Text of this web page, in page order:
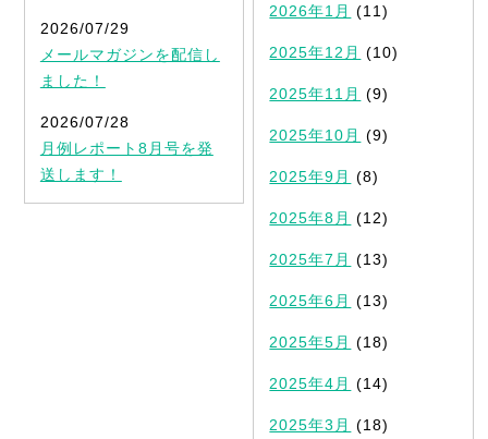
2026/07/29
メールマガジンを配信し
ました！
2026/07/28
月例レポート8月号を発
送します！
2026年1月 (11)
2025年12月 (10)
2025年11月 (9)
2025年10月 (9)
2025年9月 (8)
2025年8月 (12)
2025年7月 (13)
2025年6月 (13)
2025年5月 (18)
2025年4月 (14)
2025年3月 (18)